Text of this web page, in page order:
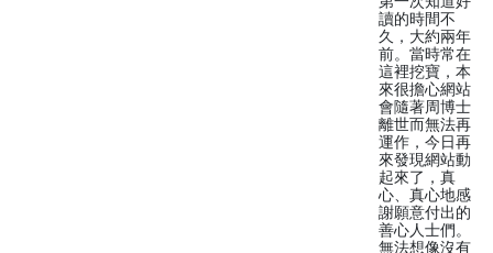
讀的時間不
久，大約兩年
前。當時常在
這裡挖寶，本
來很擔心網站
會隨著周博士
離世而無法再
運作，今日再
來發現網站動
起來了，真
心、真心地感
謝願意付出的
善心人士們。
無法想像沒有